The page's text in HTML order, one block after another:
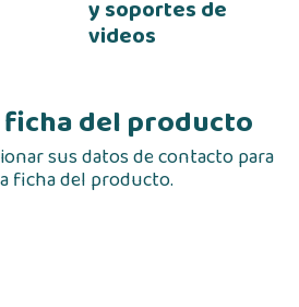
y soportes de
videos
del producto
sus datos de contacto para
ficha del producto.